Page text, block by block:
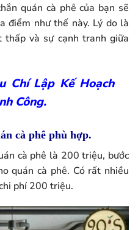
quán cà phê của bạn sẽ
điểm như thế này. Lý do là
thấp và sự cạnh tranh giữa
Chí Lập Kế Hoạch
Công.
cà phê phù hợp.
cà phê là 200 triệu, bước
quán cà phê. Có rất nhiều
phí 200 triệu.